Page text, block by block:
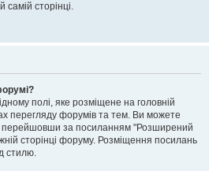
самій сторінці.
полі, яке розміщене на головній
перегляду форумів та тем. Ви можете
перейшовши за посиланням "Розширений
сторінці форуму. Розміщення посилань
стилю.